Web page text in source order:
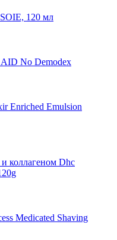
120 мл
No Demodex
Enriched Emulsion
коллагеном Dhc
Medicated Shaving